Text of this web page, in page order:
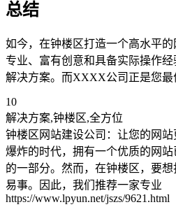
总结
如今，在钟楼区打造一个高水平
专业、富有创意和具备实际操作
解决方案。而XXXX公司正是您最
10
解决方案,钟楼区,全方位
钟楼区网站建设公司：让您的网
爆炸的时代，拥有一个优质的网
的一部分。然而，在钟楼区，要
易事。因此，我们推荐一家专业
https://www.lpyun.net/jszs/9621.html